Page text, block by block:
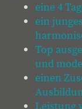
eine 4
ein
Top
und
einen